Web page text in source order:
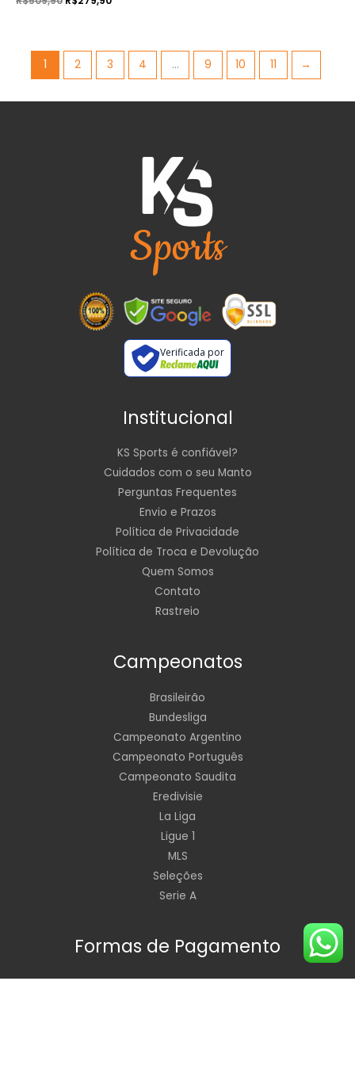
1 2 3 4 … 9 10 11 →
Verificada por
Institucional
KS Sports é confiável?
Cuidados com o seu Manto
Perguntas Frequentes
Envio e Prazos
Política de Privacidade
Política de Troca e Devolução
Quem Somos
Contato
Rastreio
Campeonatos
Brasileirão
Bundesliga
Campeonato Argentino
Campeonato Português
Campeonato Saudita
Eredivisie
La Liga
Ligue 1
MLS
Seleções
Serie A
Formas de Pagamento